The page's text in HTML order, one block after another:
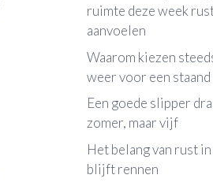
ruimte deze week
aanvoelen
Waarom kiezen
weer voor een
Een goede slipper
zomer, maar vijf
Het belang van rust
blijft rennen